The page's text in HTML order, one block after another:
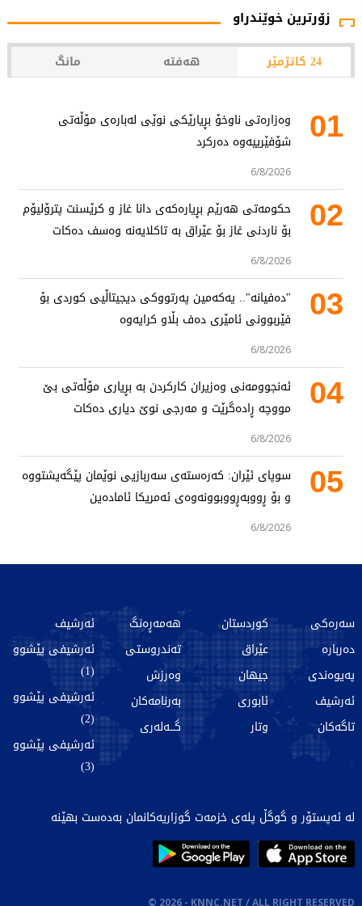
زۆرترین خوێندراو
24 کاتژمێر هەفتە مانگ
01
وەزارەتی ناوخۆ بڕیارێکی نوێی لەبارەی مۆڵەتی
شۆفێرییەوە دەرکرد
6/8/2026
02
حکومەتی هەرێم بڕیارەکەی دانا غاز و کرێسنت پترۆلیۆم
بۆ ناردنی غاز بۆ عێراق بە تاکلایەنە وەسف دەکات
6/8/2026
03
"دەفیانە".. یەکەمین پەرتووکی دیجیتاڵیی کوردی بۆ
فێربوونی ئامێری دەف بڵاو کرایەوە
6/8/2026
04
ئەنجوومەنی وەزیران کارکردن بە بڕیاری مۆڵەتی بێ
مووچە ڕادەگرێت و مەرجی نوێ دیاری دەکات
6/8/2026
05
سوپای ئێران: کەرەستەی سەربازیی نوێمان پێگەیشتووە
و بۆ ڕووبەڕووبوونەوەی ئەمریکا ئامادەین
6/8/2026
سەرەکی
دەربارە
پەیوەندی
ئەرشیف
تاگەکان
کوردستان
عێراق
جیهان
ئابوری
وتار
هەمەڕەنگ
تەندروستی
وەرزش
بەرنامەکان
گـــەلەری
ئەرشیف
ئەرشیفی پێشوو
(1)
ئەرشیفی پێشوو
(2)
ئەرشیفی پێشوو
(3)
لە ئەپستۆر و گوگڵ پلەی خزمەت گوزاریەکانمان بەدەست بهێنە
© 2026 - KNNC.NET / ALL RIGHT RESERVED